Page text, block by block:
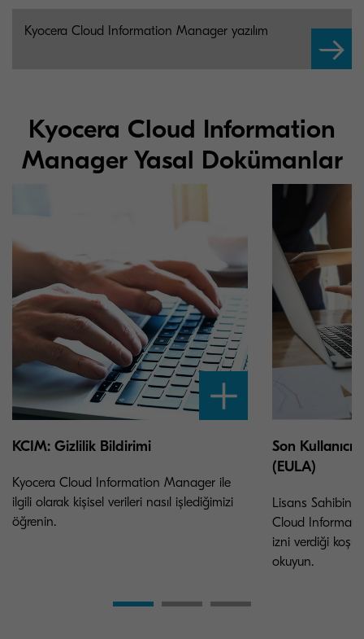
Kyocera Cloud Information Manager yazılım
Kyocera Cloud Information
Manager Yasal Dokümanlar
KCIM: Gizlilik Bildirimi
Kyocera Cloud Information Manager ile
ilgili olarak kişisel verileri nasıl işlediğimizi
öğrenin.
Son Kullanıcı
(EULA)
Lisans Sahibinin
Cloud
izni verdiği
okuyun.